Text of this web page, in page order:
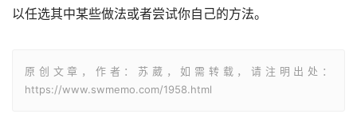
以任选其中某些做法或者尝试你自己的方法。
原创文章，作者：苏葳，如需转载，请注明出处：
https://www.swmemo.com/1958.html